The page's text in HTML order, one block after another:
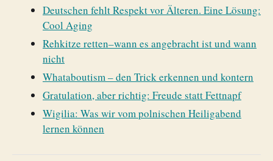
Deutschen fehlt Respekt vor Älteren. Eine Lösung:
Cool Aging
Rehkitze retten–wann es angebracht ist und wann
nicht
Whataboutism – den Trick erkennen und kontern
Gratulation, aber richtig: Freude statt Fettnapf
Wigilia: Was wir vom polnischen Heiligabend
lernen können